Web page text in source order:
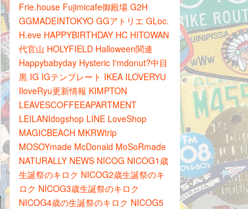
Frie.house Fujimicafe御殿場 G2H
GGMADEINTOKYO GGアトリエ GLoc.
H.eve HAPPYBIRTHDAY HC HITOWAN
代官山 HOLYFIELD Halloween関連
Happybabyday Hysteric I'mdonut?中目
黒 IG IGテンプレート IKEA ILOVERYU
IloveRyu更新情報 KIMPTON
LEAVESCOFFEEAPARTMENT
LEILANIdogshop LINE LoveShop
MAGICBEACH MKRWtrip
MOSOYmade McDonald MoSoRmade
NATURALLY NEWS NICOG NICOG1歳
生誕祭のキロク NICOG2歳生誕祭のキ
ロク NICOG3歳生誕祭のキロク
NICOG4歳の生誕祭のキロク NICOG5